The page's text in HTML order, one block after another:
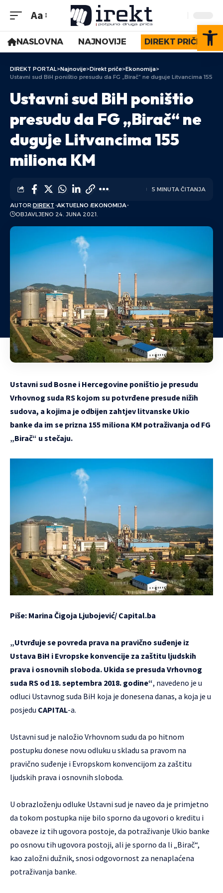
Aa
NASLOVNA NAJNOVIJE DIREKT PRIČE
DIREKT PORTAL>Najnovije>Direkt priče>Ekonomija>
Ustavni sud BiH poništio presudu da FG „Birač“ ne duguje Litvancima 155
Ustavni sud BiH poništio
presudu da FG „Birač“ ne
duguje Litvancima 155
miliona KM
AUTOR:DIREKT AKTUELNO EKONOMIJA
OBJAVLJENO 24. JUNA 2021.
5 MINUTA ČITANJA
Ustavni sud Bosne i Hercegovine poništio je presudu
Vrhovnog suda RS kojom su potvrđene presude nižih
sudova, a kojima je odbijen zahtjev litvanske Ukio
banke da im se prizna 155 miliona KM potraživanja od FG
„Birač“ u stečaju.
Piše: Marina Čigoja Ljubojević/ Capital.ba
„Utvrđuje se povreda prava na pravično suđenje iz
Ustava BiH i Evropske konvencije za zaštitu ljudskih
prava i osnovnih sloboda. Ukida se presuda Vrhovnog
suda RS od 18. septembra 2018. godine“, navedeno je u
odluci Ustavnog suda BiH koja je donesena danas, a koja je u
posjedu CAPITAL-a.
Ustavni sud je naložio Vrhovnom sudu da po hitnom
postupku donese novu odluku u skladu sa pravom na
pravično suđenje i Evropskom konvencijom za zaštitu
ljudskih prava i osnovnih sloboda.
U obrazloženju odluke Ustavni sud je naveo da je primjetno
da tokom postupka nije bilo sporno da ugovori o kreditu i
obaveze iz tih ugovora postoje, da potraživanje Ukio banke
po osnovu tih ugovora postoji, ali je sporno da li „Birač“,
kao založni dužnik, snosi odgovornost za nenaplaćena
potraživanja banke.